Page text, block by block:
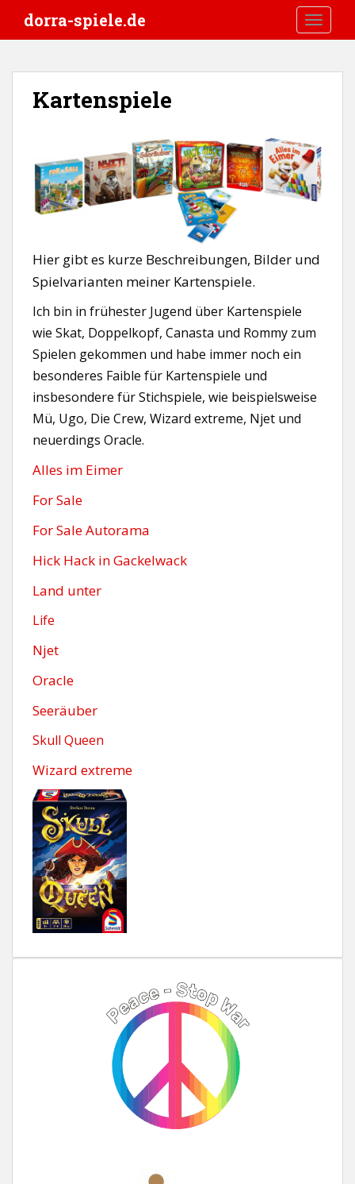
i
dorra-spiele.de
Kartenspiele
Hier gibt es kurze Beschreibungen, Bilder und
Spielvarianten meiner Kartenspiele.
Ich bin in frühester Jugend über Kartenspiele
wie Skat, Doppelkopf, Canasta und Rommy zum
Spielen gekommen und habe immer noch ein
besonderes Faible für Kartenspiele und
insbesondere für Stichspiele, wie beispielsweise
Mü, Ugo, Die Crew, Wizard extreme, Njet und
neuerdings Oracle.
Alles im Eimer
For Sale
For Sale Autorama
Hick Hack in Gackelwack
Land unter
Life
Njet
Oracle
Seeräuber
Skull Queen
Wizard extreme